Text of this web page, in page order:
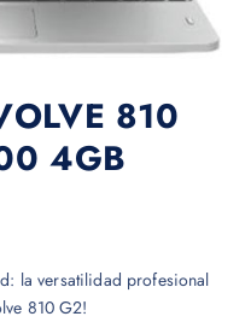
810
4GB
la versatilidad profesional
810 G2!